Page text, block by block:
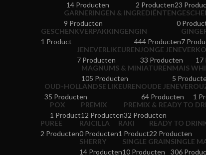
14 Producten
2 Producten23
GARNERINGEN & INGREDIËNTEN
9 Producten
0
GESCHENKVERPAKKINGEN
1 Product
GIN
444 Producten7
JENEVERLIKEUREN
7 Producten
JONGE JENEVER
33 Producten
17
MAGNUMS & MINIATUREN
105 Producten
MAIS
5
OUD-HOLLANDSE LIKEUREN
35 Producten
OUDE JENEVER
64 Producten
1
POX
1 Product
PREMIX
12 Producten
PREMIX & READY TO
32 Producten
PUREE
2 Producten
RAICILLA
0 Producten
RAKI
1 Product
READY TO
22 Producten
SHERRY
14 Producten
SINGLE GRAIN
10 Producten
SINGLE
306